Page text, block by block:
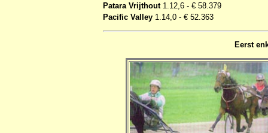
Patara Vrijthout1.12,6 - € 58.379
Pacific Valley 1.14,0 - € 52.363
Eerst